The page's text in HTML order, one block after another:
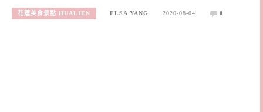
花蓮美食景點 HUALIEN ELSA YANG 2020-08-04 0